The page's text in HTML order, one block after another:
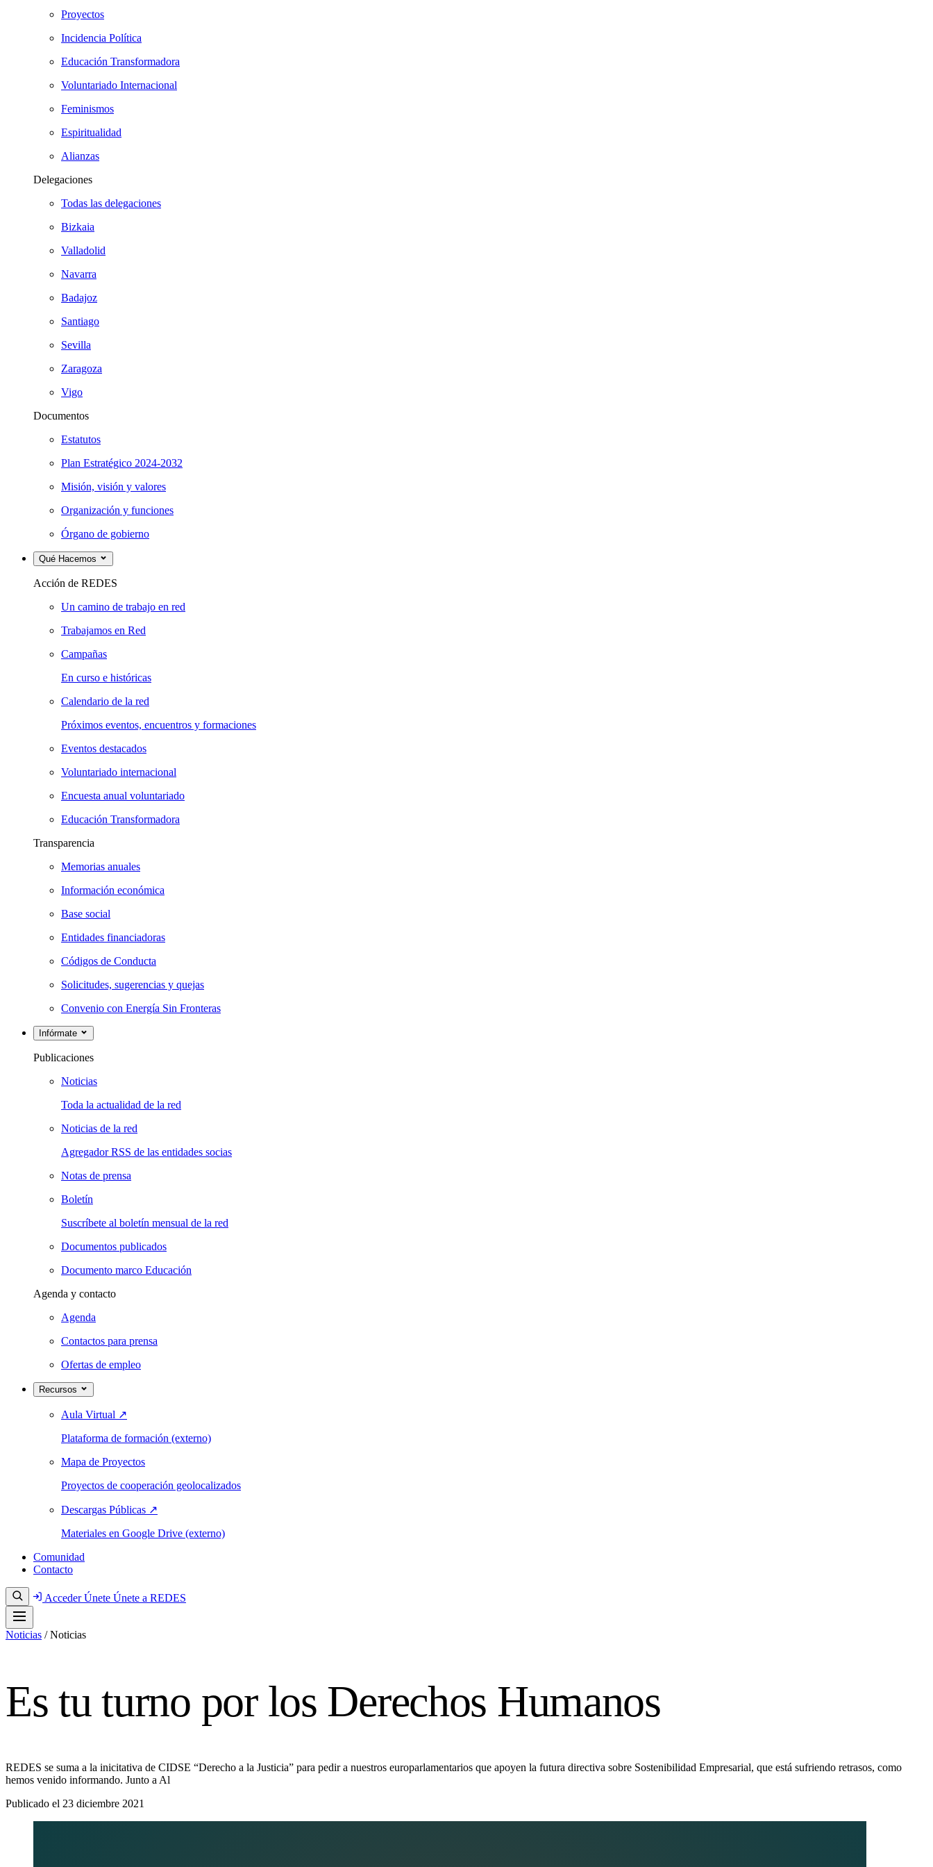
Proyectos
Incidencia Política
Educación Transformadora
Voluntariado Internacional
Feminismos
Espiritualidad
Alianzas
Delegaciones
Todas las delegaciones
Bizkaia
Valladolid
Navarra
Badajoz
Santiago
Sevilla
Zaragoza
Vigo
Documentos
Estatutos
Plan Estratégico 2024-2032
Misión, visión y valores
Organización y funciones
Órgano de gobierno
Qué Hacemos
Acción de REDES
Un camino de trabajo en red
Trabajamos en Red
Campañas
En curso e históricas
Calendario de la red
Próximos eventos, encuentros y formaciones
Eventos destacados
Voluntariado internacional
Encuesta anual voluntariado
Educación Transformadora
Transparencia
Memorias anuales
Información económica
Base social
Entidades financiadoras
Códigos de Conducta
Solicitudes, sugerencias y quejas
Convenio con Energía Sin Fronteras
Infórmate
Publicaciones
Noticias
Toda la actualidad de la red
Noticias de la red
Agregador RSS de las entidades socias
Notas de prensa
Boletín
Suscríbete al boletín mensual de la red
Documentos publicados
Documento marco Educación
Agenda y contacto
Agenda
Contactos para prensa
Ofertas de empleo
Recursos
Aula Virtual ↗
Plataforma de formación (externo)
Mapa de Proyectos
Proyectos de cooperación geolocalizados
Descargas Públicas ↗
Materiales en Google Drive (externo)
Comunidad
Contacto
AccederÚnete Únete a REDES
Noticias / Noticias
Es tu turno por los Derechos Humanos
REDES se suma a la inicitativa de CIDSE “Derecho a la Justicia” para pedir a nuestros europarlamentarios que apoyen la futura directiva sobre Sostenibilidad Empresarial, que está sufriendo retrasos, como
hemos venido informando. Junto a Al
Publicado el 23 diciembre 2021